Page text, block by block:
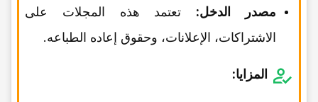
مصدر الدخل: تعتمد هذه المجلات على
الاشتراکات، الإعلانات، وحقوق إعاده الطباعه.
المزایا: